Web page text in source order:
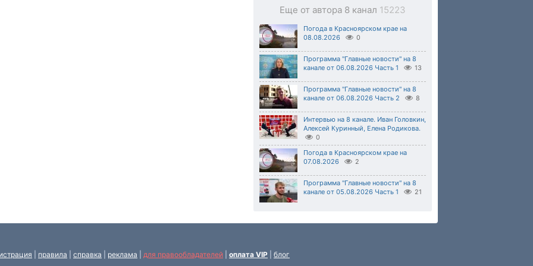
Еще от автора 8 канал 15223
Погода в Красноярском крае на
08.08.2026
0
Программа "Главные новости" на 8
канале от 06.08.2026 Часть 1
13
Программа "Главные новости" на 8
канале от 06.08.2026 Часть 2
8
Интервью на 8 канале. Иван Головкин,
Алексей Куринный, Елена Родикова.
0
Погода в Красноярском крае на
07.08.2026
2
Программа "Главные новости" на 8
канале от 05.08.2026 Часть 1
21
правила справка реклама для правообладателей оплата VIP блог